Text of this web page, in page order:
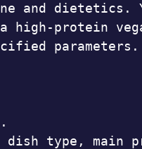
and dietetics.
protein
parameters.
dish type, main